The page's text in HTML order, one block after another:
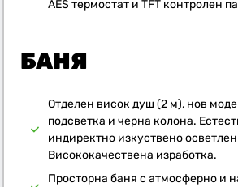
AES термостат и TFT контролен
БАНЯ
Отделен висок душ (2 м), нов
подсветка и черна колона.
индиректно изкуствено
Висококачествена изработка.
Просторна баня с атмосферно и